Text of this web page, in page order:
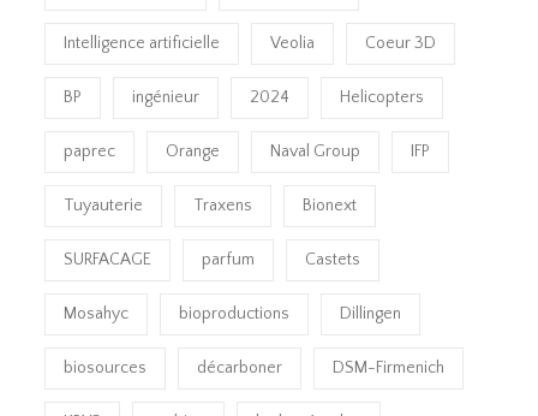
Intelligence artificielle Veolia Coeur 3D
BP ingénieur 2024 Helicopters
paprec Orange Naval Group IFP
Tuyauterie Traxens Bionext
SURFACAGE parfum Castets
Mosahyc bioproductions Dillingen
biosources décarboner DSM-Firmenich